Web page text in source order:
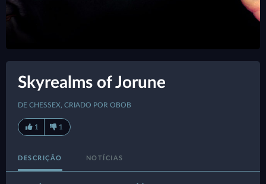
Skyrealms of Jorune
DE CHESSEX, CRIADO POR OBOB
1 1
DESCRIÇÃO NOTÍCIAS